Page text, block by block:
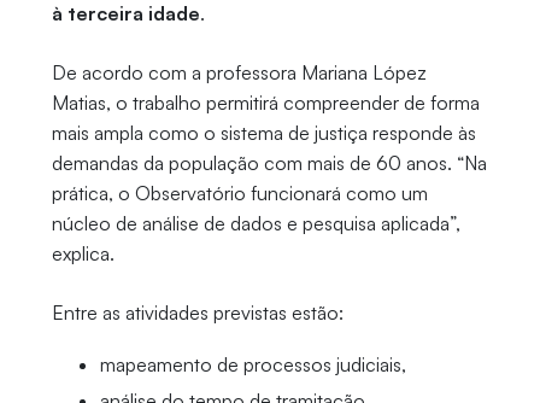
à terceira idade.
De acordo com a professora Mariana López
Matias, o trabalho permitirá compreender de forma
mais ampla como o sistema de justiça responde às
demandas da população com mais de 60 anos. “Na
prática, o Observatório funcionará como um
núcleo de análise de dados e pesquisa aplicada”,
explica.
Entre as atividades previstas estão:
mapeamento de processos judiciais,